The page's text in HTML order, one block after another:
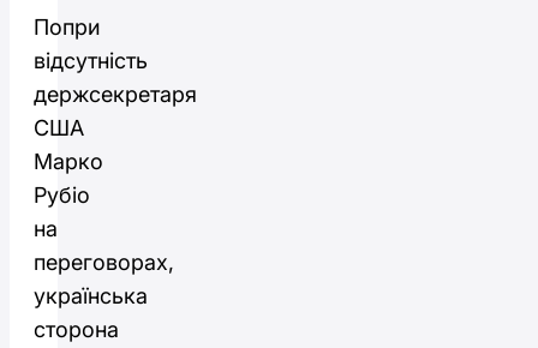
Попри
відсутність
держсекретаря
США
Марко
Рубіо
на
переговорах,
українська
сторона